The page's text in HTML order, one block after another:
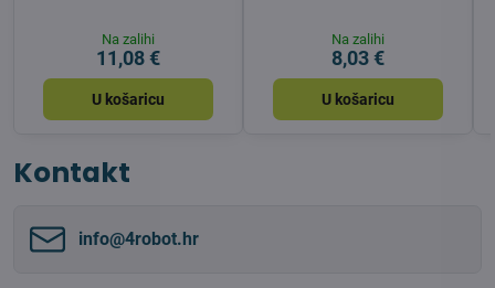
Na zalihi
11,08 €
U košaricu
Na zalihi
8,03 €
U košaricu
Kontakt
info​@4robot​.hr